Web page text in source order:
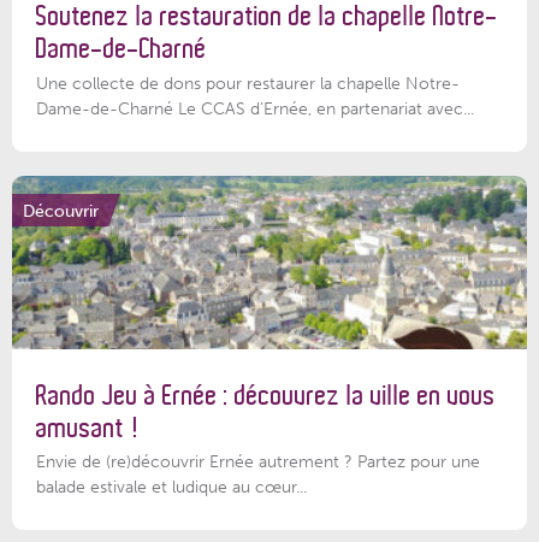
Soutenez la restauration de la chapelle Notre-
Dame-de-Charné
Une collecte de dons pour restaurer la chapelle Notre-
Dame-de-Charné Le CCAS d’Ernée, en partenariat avec...
Découvrir
Rando Jeu à Ernée : découvrez la ville en vous
amusant !
Envie de (re)découvrir Ernée autrement ? Partez pour une
balade estivale et ludique au cœur...